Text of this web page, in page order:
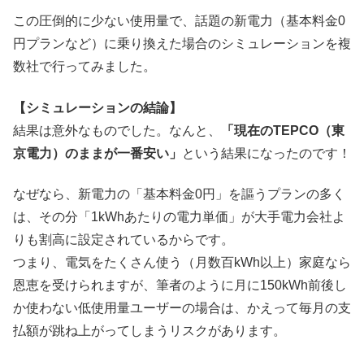
この圧倒的に少ない使用量で、話題の新電力（基本料金0
円プランなど）に乗り換えた場合のシミュレーションを複
数社で行ってみました。
【シミュレーションの結論】
結果は意外なものでした。なんと、
「現在のTEPCO（東
京電力）のままが一番安い」
という結果になったのです！
なぜなら、新電力の「基本料金0円」を謳うプランの多く
は、その分「1kWhあたりの電力単価」が大手電力会社よ
りも割高に設定されているからです。
つまり、電気をたくさん使う（月数百kWh以上）家庭なら
恩恵を受けられますが、筆者のように月に150kWh前後し
か使わない低使用量ユーザーの場合は、かえって毎月の支
払額が跳ね上がってしまうリスクがあります。